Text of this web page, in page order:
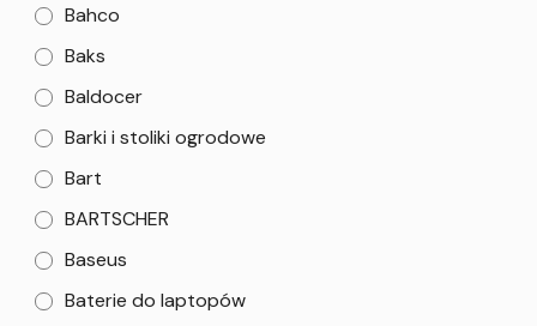
Bahco
Baks
Baldocer
Barki i stoliki ogrodowe
Bart
BARTSCHER
Baseus
Baterie do laptopów